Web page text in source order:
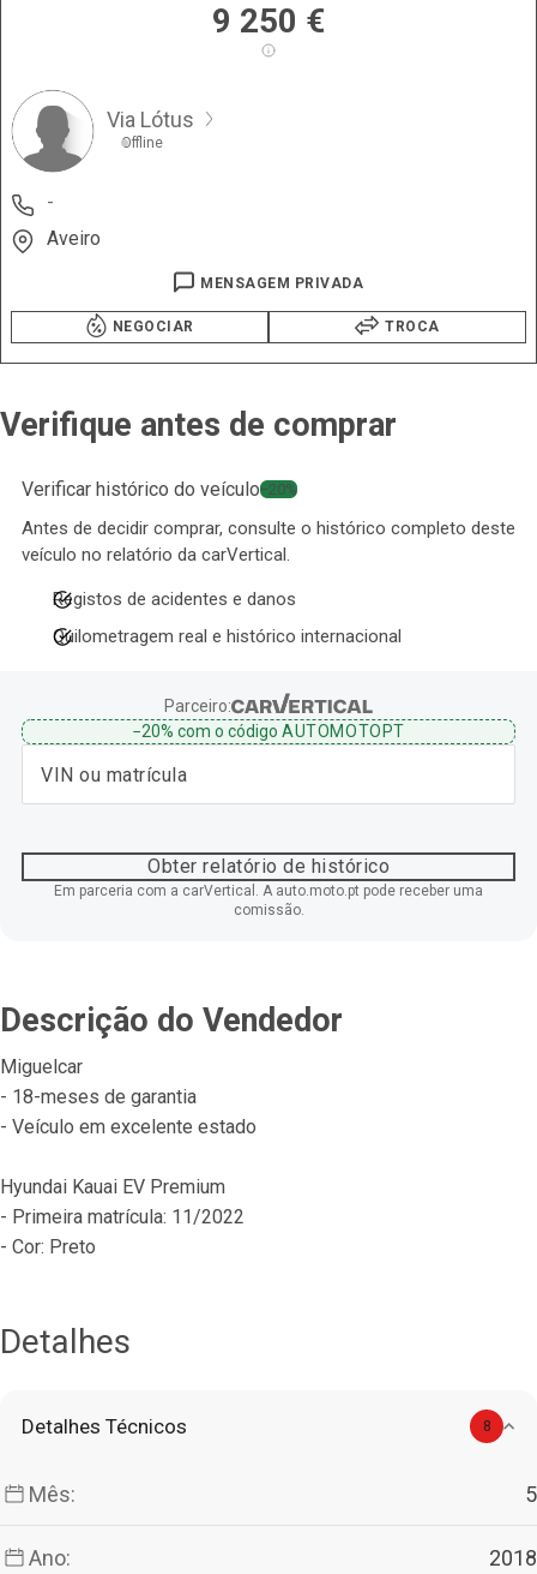
9 250 €
Via Lótus
Offline
-
Aveiro
MENSAGEM PRIVADA
NEGOCIAR TROCA
Verifique antes de comprar
Verificar histórico do veículo−20%
Antes de decidir comprar, consulte o histórico completo deste
veículo no relatório da carVertical.
Registos de acidentes e danos
Quilometragem real e histórico internacional
Parceiro:
−20%com o código AUTOMOTOPT
Obter relatório de histórico
Em parceria com a carVertical. A auto.moto.pt pode receber uma
comissão.
Descrição do Vendedor
Miguelcar
- 18-meses de garantia
- Veículo em excelente estado
Hyundai Kauai EV Premium
- Primeira matrícula: 11/2022
- Cor: Preto
Detalhes
Detalhes Técnicos 8
Mês: 5
Ano: 2018